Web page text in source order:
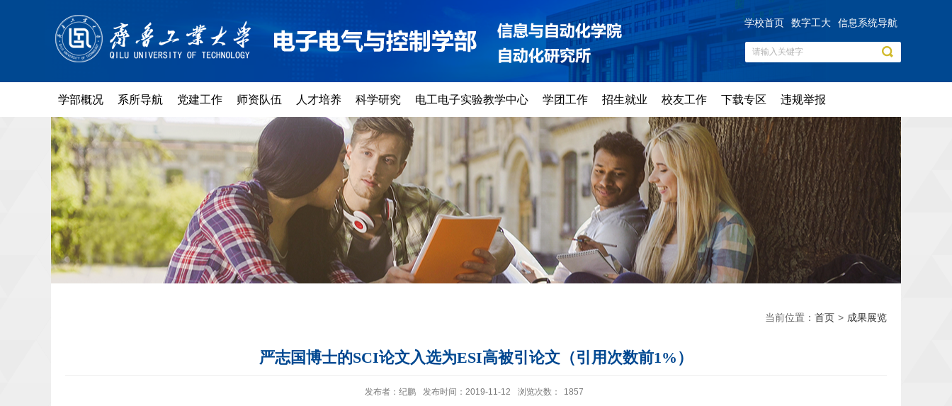
学校首页 数字工大 信息系统导航
学部概况 系所导航 党建工作 师资队伍 人才培养 科学研究 电工电子实验教学中心 学团工作 招生就业 校友工作 下载专区 违规举报
当前位置： 首页 > 成果展览
严志国博士的SCI论文入选为ESI高被引论文（引用次数前1%）
发布者：纪鹏 发布时间：2019-11-12 浏览次数： 1857